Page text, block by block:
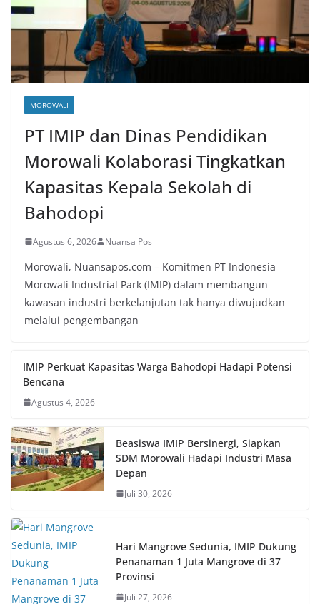
MOROWALI
PT IMIP dan Dinas Pendidikan
Morowali Kolaborasi Tingkatkan
Kapasitas Kepala Sekolah di
Bahodopi
Agustus 6, 2026 Nuansa Pos
Morowali, Nuansapos.com – Komitmen PT Indonesia
Morowali Industrial Park (IMIP) dalam membangun
kawasan industri berkelanjutan tak hanya diwujudkan
melalui pengembangan
IMIP Perkuat Kapasitas Warga Bahodopi Hadapi Potensi
Bencana
Agustus 4, 2026
Beasiswa IMIP Bersinergi, Siapkan
SDM Morowali Hadapi Industri Masa
Depan
Juli 30, 2026
Hari Mangrove Sedunia, IMIP Dukung
Penanaman 1 Juta Mangrove di 37
Provinsi
Juli 27, 2026